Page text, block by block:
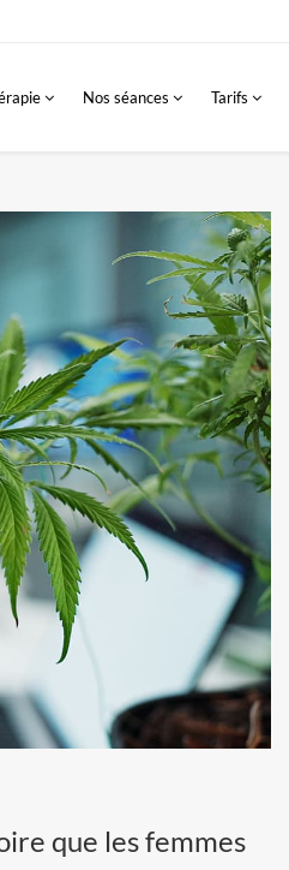
Nos séances Tarifs
que les femmes